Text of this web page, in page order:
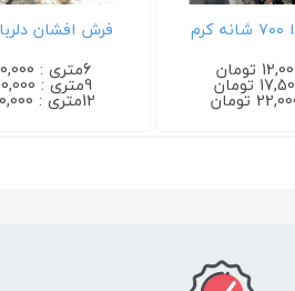
فرش افشان دلربا ۷۰۰ شانه کرم